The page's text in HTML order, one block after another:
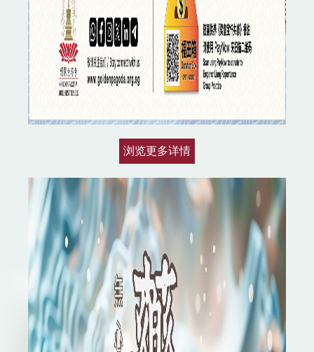
浏览更多详情